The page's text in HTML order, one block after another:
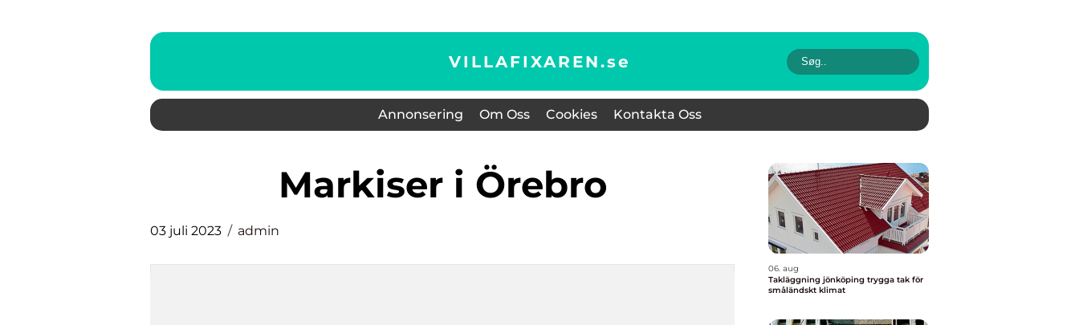
VILLAFIXAREN.se
Annonsering Om Oss Cookies Kontakta Oss
markiser i Örebro
03 juli 2023 admin
06. aug
Takläggning jönköping trygga tak för
småländskt klimat